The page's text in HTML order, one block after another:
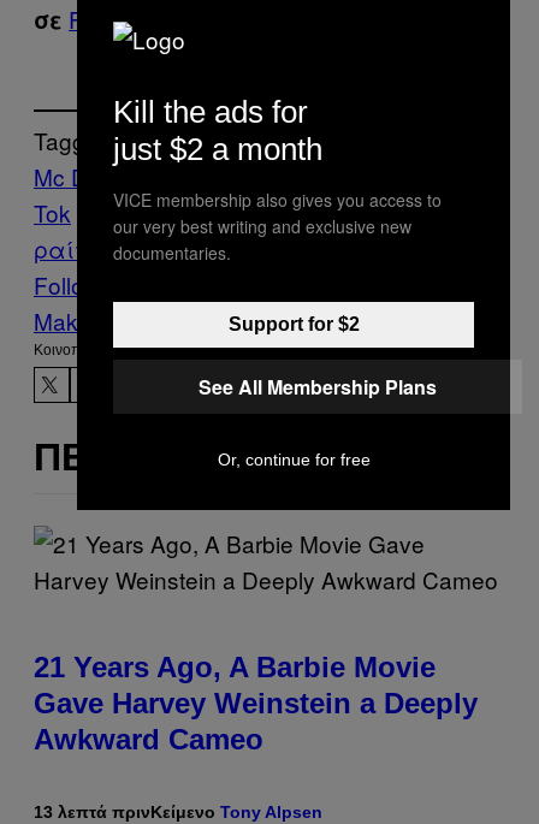
σε Facebook
Tagged:
Mc Donald’s
Tok
Viral Δικαιώματα εργαζόμενος
ραίτηση
Follow Us On Discover
Make Us Preferred In Top Stories
Kοινοποίηση
ΠΕΡΙΣΣΌΤΕΡΑ ΣΑΝ ΑΥΤΌ
21 Years Ago, A Barbie Movie
Gave Harvey Weinstein a Deeply
Awkward Cameo
13 λεπτά πρινΚείμενο Tony Alpsen
Kill the ads for
just $2 a month
VICE membership also gives you access to
our very best writing and exclusive new
documentaries.
Support for $2
See All Membership Plans
Or, continue for free